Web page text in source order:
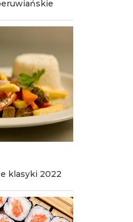
klasyki 2022